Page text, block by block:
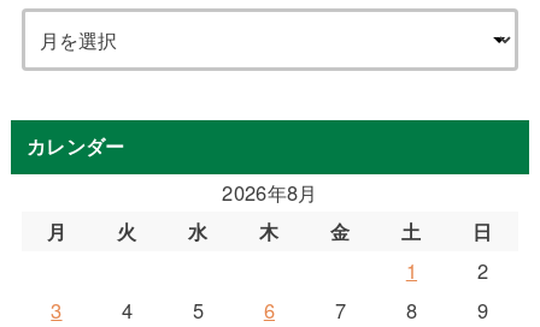
カレンダー
2026年8月
月
火 水 木 金 土
日
1
2
3
4 5 6 7 8
9